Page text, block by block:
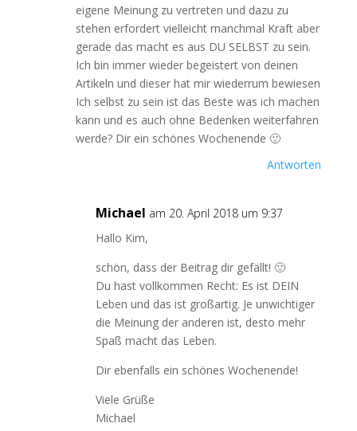
eigene Meinung zu vertreten und dazu zu
stehen erfordert vielleicht manchmal Kraft aber
gerade das macht es aus DU SELBST zu sein.
Ich bin immer wieder begeistert von deinen
Artikeln und dieser hat mir wiederrum bewiesen
Ich selbst zu sein ist das Beste was ich machen
kann und es auch ohne Bedenken weiterfahren
werde? Dir ein schönes Wochenende 🙂
Antworten
Michael am 20. April 2018 um 9:37
Hallo Kim,
schön, dass der Beitrag dir gefällt! 🙂
Du hast vollkommen Recht: Es ist DEIN
Leben und das ist großartig. Je unwichtiger
die Meinung der anderen ist, desto mehr
Spaß macht das Leben.
Dir ebenfalls ein schönes Wochenende!
Viele Grüße
Michael